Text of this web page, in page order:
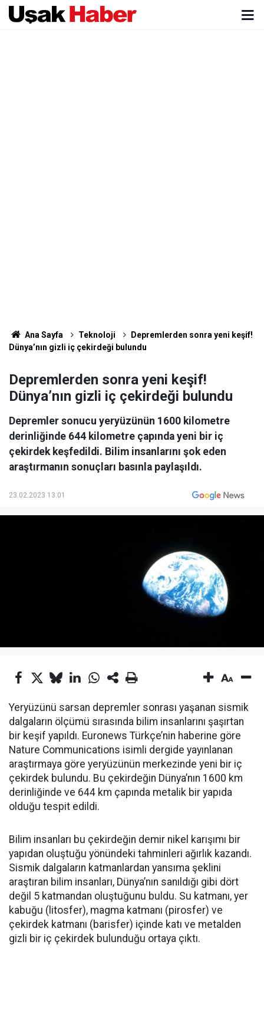
Ana Sayfa Teknoloji
Depremlerden sonra yeni keşif!
Dünya’nın gizli iç çekirdeği bulundu
Depremlerden sonra yeni keşif!
Dünya’nın gizli iç çekirdeği bulundu
Depremler sonucu yeryüzünün 1600 kilometre
derinliğinde 644 kilometre çapında yeni bir iç
çekirdek keşfedildi. Bilim insanlarını şok eden
araştırmanın sonuçları basınla paylaşıldı.
23.02.2023 13:01
Yeryüzünü sarsan depremler sonrası yaşanan sismik
dalgaların ölçümü sırasında bilim insanlarını şaşırtan
bir keşif yapıldı. Euronews Türkçe’nin haberine göre
Nature Communications isimli dergide yayınlanan
araştırmaya göre yeryüzünün merkezinde yeni bir iç
çekirdek bulundu. Bu çekirdeğin Dünya’nın 1600 km
derinliğinde ve 644 km çapında metalik bir yapıda
olduğu tespit edildi.
Bilim insanları bu çekirdeğin demir nikel karışımı bir
yapıdan oluştuğu yönündeki tahminleri ağırlık kazandı.
Sismik dalgaların katmanlardan yansıma şeklini
araştıran bilim insanları, Dünya’nın sanıldığı gibi dört
değil 5 katmandan oluştuğunu buldu. Su katmanı, yer
kabuğu (litosfer), magma katmanı (pirosfer) ve
çekirdek katmanı (barisfer) içinde katı ve metalden
gizli bir iç çekirdek bulunduğu ortaya çıktı.